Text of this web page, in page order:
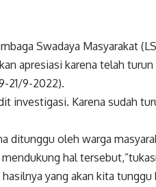
Swadaya Masyarakat
apresiasi karena telah
21/9-2022).
investigasi. Karena sudah
ditunggu oleh warga
hal
yang akan kita tunggu